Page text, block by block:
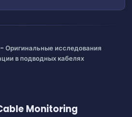
Оригинальные исследования
в подводных кабелях
Monitoring